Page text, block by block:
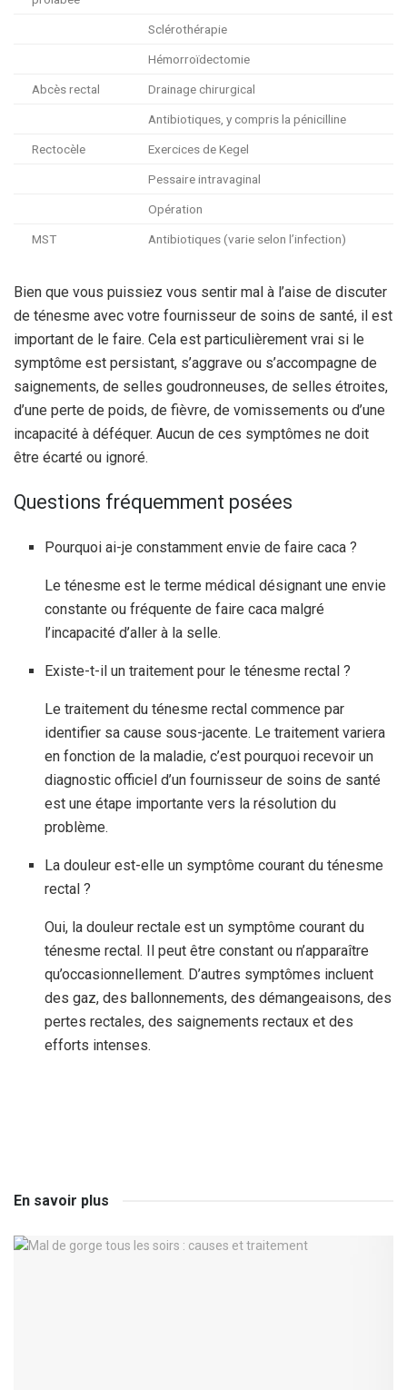
Sclérothérapie
Hémorroïdectomie
Abcès rectal Drainage chirurgical
Antibiotiques, y compris la pénicilline
Rectocèle Exercices de Kegel
Pessaire intravaginal
Opération
MST Antibiotiques (varie selon l’infection)
Bien que vous puissiez vous sentir mal à l’aise de discuter
de ténesme avec votre fournisseur de soins de santé, il est
important de le faire. Cela est particulièrement vrai si le
symptôme est persistant, s’aggrave ou s’accompagne de
saignements, de selles goudronneuses, de selles étroites,
d’une perte de poids, de fièvre, de vomissements ou d’une
incapacité à déféquer. Aucun de ces symptômes ne doit
être écarté ou ignoré.
Questions fréquemment posées
Pourquoi ai-je constamment envie de faire caca ?
Le ténesme est le terme médical désignant une envie
constante ou fréquente de faire caca malgré
l’incapacité d’aller à la selle.
Existe-t-il un traitement pour le ténesme rectal ?
Le traitement du ténesme rectal commence par
identifier sa cause sous-jacente. Le traitement variera
en fonction de la maladie, c’est pourquoi recevoir un
diagnostic officiel d’un fournisseur de soins de santé
est une étape importante vers la résolution du
problème.
La douleur est-elle un symptôme courant du ténesme
rectal ?
Oui, la douleur rectale est un symptôme courant du
ténesme rectal. Il peut être constant ou n’apparaître
qu’occasionnellement. D’autres symptômes incluent
des gaz, des ballonnements, des démangeaisons, des
pertes rectales, des saignements rectaux et des
efforts intenses.
En savoir plus